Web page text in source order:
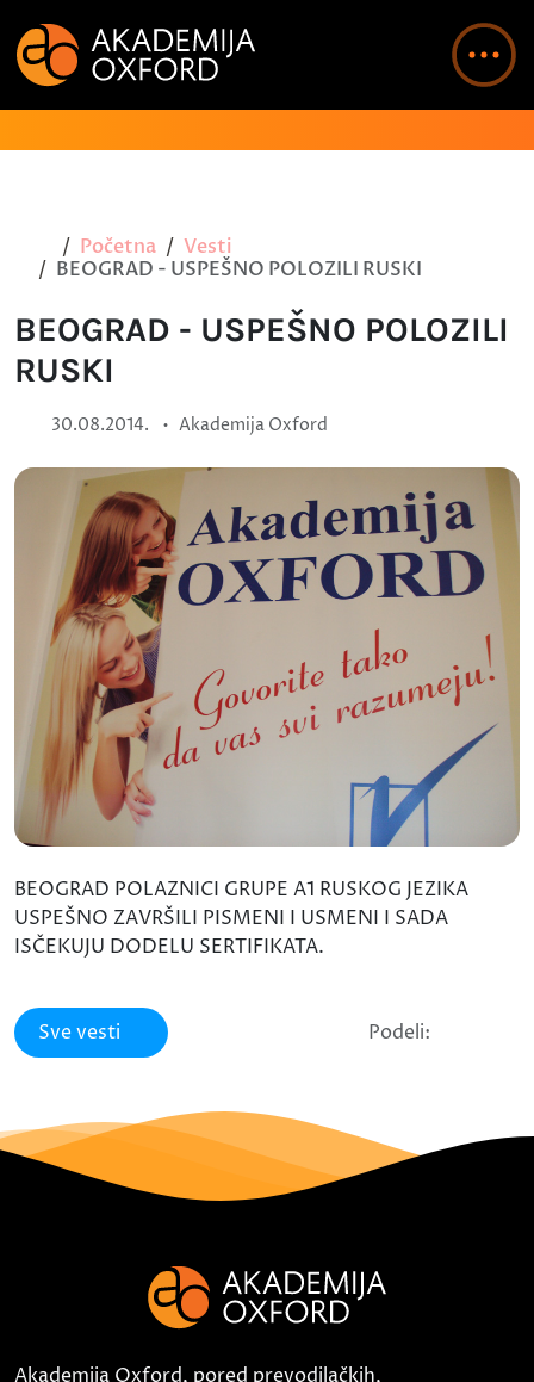
Početna
Vesti
BEOGRAD - USPEŠNO POLOZILI RUSKI
BEOGRAD - USPEŠNO POLOZILI
RUSKI
30.08.2014. • Akademija Oxford
BEOGRAD POLAZNICI GRUPE A1 RUSKOG JEZIKA
USPEŠNO ZAVRŠILI PISMENI I USMENI I SADA
ISČEKUJU DODELU SERTIFIKATA.
Sve vesti Podeli:
Akademija Oxford, pored prevodilačkih,